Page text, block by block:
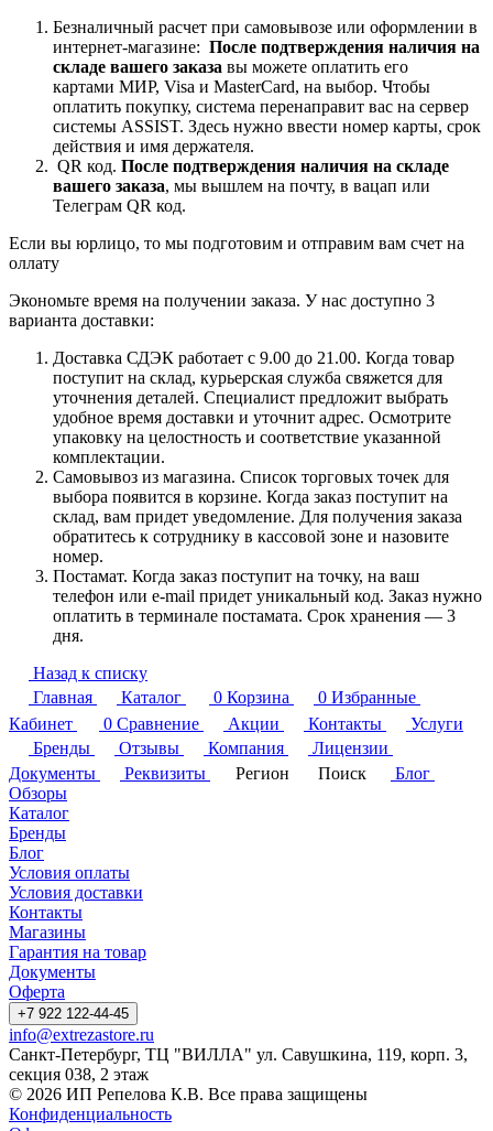
Безналичный расчет при самовывозе или оформлении в
интернет-магазине: После подтверждения наличия на
складе вашего заказа вы можете оплатить его
картами МИР, Visa и MasterCard, на выбор. Чтобы
оплатить покупку, система перенаправит вас на сервер
системы ASSIST. Здесь нужно ввести номер карты, срок
действия и имя держателя.
QR код. После подтверждения наличия на складе
вашего заказа, мы вышлем на почту, в вацап или
Телеграм QR код.
Если вы юрлицо, то мы подготовим и отправим вам счет на
оллату
Экономьте время на получении заказа. У нас доступно 3
варианта доставки:
Доставка СДЭК работает с 9.00 до 21.00. Когда товар
поступит на склад, курьерская служба свяжется для
уточнения деталей. Специалист предложит выбрать
удобное время доставки и уточнит адрес. Осмотрите
упаковку на целостность и соответствие указанной
комплектации.
Самовывоз из магазина. Список торговых точек для
выбора появится в корзине. Когда заказ поступит на
склад, вам придет уведомление. Для получения заказа
обратитесь к сотруднику в кассовой зоне и назовите
номер.
Постамат. Когда заказ поступит на точку, на ваш
телефон или e-mail придет уникальный код. Заказ нужно
оплатить в терминале постамата. Срок хранения — 3
дня.
Назад к списку
Главная
Каталог 0 Корзина 0 Избранные
Кабинет
0 Сравнение Акции Контакты
Услуги
Бренды
Отзывы Компания
Лицензии
Документы
Реквизиты Регион Поиск
Блог
Обзоры
Каталог
Бренды
Блог
Условия оплаты
Условия доставки
Контакты
Магазины
Гарантия на товар
Документы
Оферта
+7 922 122-44-45
info@extrezastore.ru
Санкт-Петербург, ТЦ "ВИЛЛА" ул. Савушкина, 119, корп. 3,
секция 038, 2 этаж
© 2026 ИП Репелова К.В. Все права защищены
Конфиденциальность